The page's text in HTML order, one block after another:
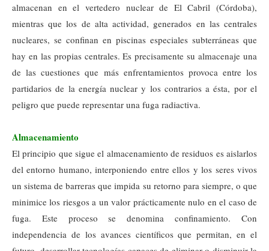
almacenan en el vertedero nuclear de El Cabril (Córdoba),
mientras que los de alta actividad, generados en las centrales
nucleares, se confinan en piscinas especiales subterráneas que
hay en las propias centrales. Es precisamente su almacenaje una
de las cuestiones que más enfrentamientos provoca entre los
partidarios de la energía nuclear y los contrarios a ésta, por el
peligro que puede representar una fuga radiactiva.
Almacenamiento
El principio que sigue el almacenamiento de residuos es aislarlos
del entorno humano, interponiendo entre ellos y los seres vivos
un sistema de barreras que impida su retorno para siempre, o que
minimice los riesgos a un valor prácticamente nulo en el caso de
fuga. Este proceso se denomina confinamiento. Con
independencia de los avances científicos que permitan, en el